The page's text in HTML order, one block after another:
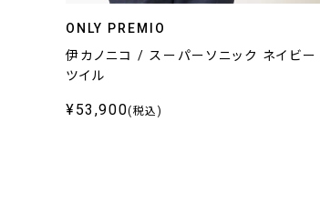
ONLY PREMIO
伊カノニコ / スーパーソニック ネイビー
ツイル
¥53,900(税込)